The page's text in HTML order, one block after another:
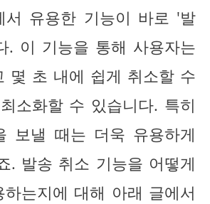
서 유용한 기능이 바로 '발
. 이 기능을 통해 사용자는
몇 초 내에 쉽게 취소할 수
소화할 수 있습니다. 특히
보낼 때는 더욱 유용하게
. 발송 취소 기능을 어떻게
는지에 대해 아래 글에서